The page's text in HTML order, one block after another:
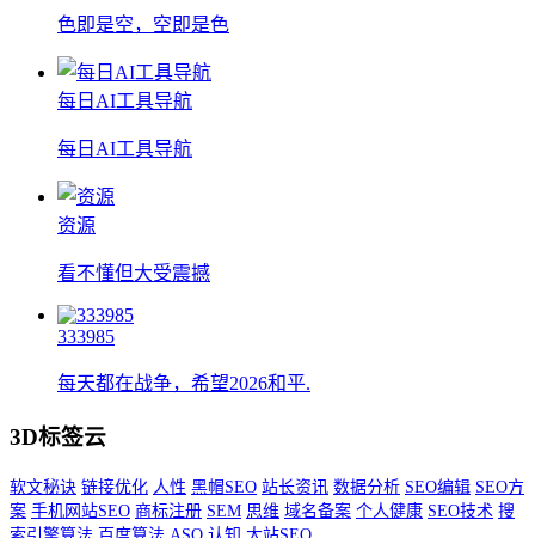
色即是空，空即是色
每日AI工具导航
每日AI工具导航
资源
看不懂但大受震撼
333985
每天都在战争，希望2026和平.
3D标签云
软文秘诀 链接优化 人性 黑帽SEO 站长资讯 数据分析 SEO编辑 SEO方
案 手机网站SEO 商标注册 SEM 思维 域名备案 个人健康 SEO技术 搜